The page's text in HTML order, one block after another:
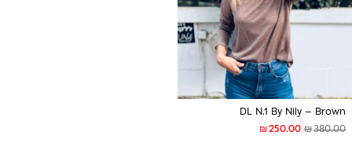
DL N.1 By Nily – Brown
₪250.00 ₪380.00